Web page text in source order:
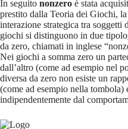
In seguito nonzero è stata
prestito dalla Teoria dei Giochi,
interazione strategica tra soggetti
giochi si distinguono in due
da zero, chiamati in inglese
Nei giochi a somma zero un
dall’altro (come ad esempio nel
diversa da zero non esiste un
(come ad esempio nella
indipendentemente dal